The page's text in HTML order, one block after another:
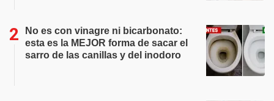
No es con vinagre ni bicarbonato:
esta es la MEJOR forma de sacar el
sarro de las canillas y del inodoro